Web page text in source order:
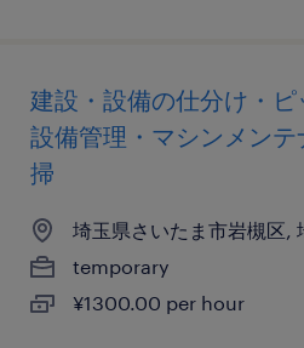
建設・設備の仕分け・ピ
設備管理・マシンメン
掃
埼玉県さいたま市岩槻区,
temporary
¥1300.00 per hour